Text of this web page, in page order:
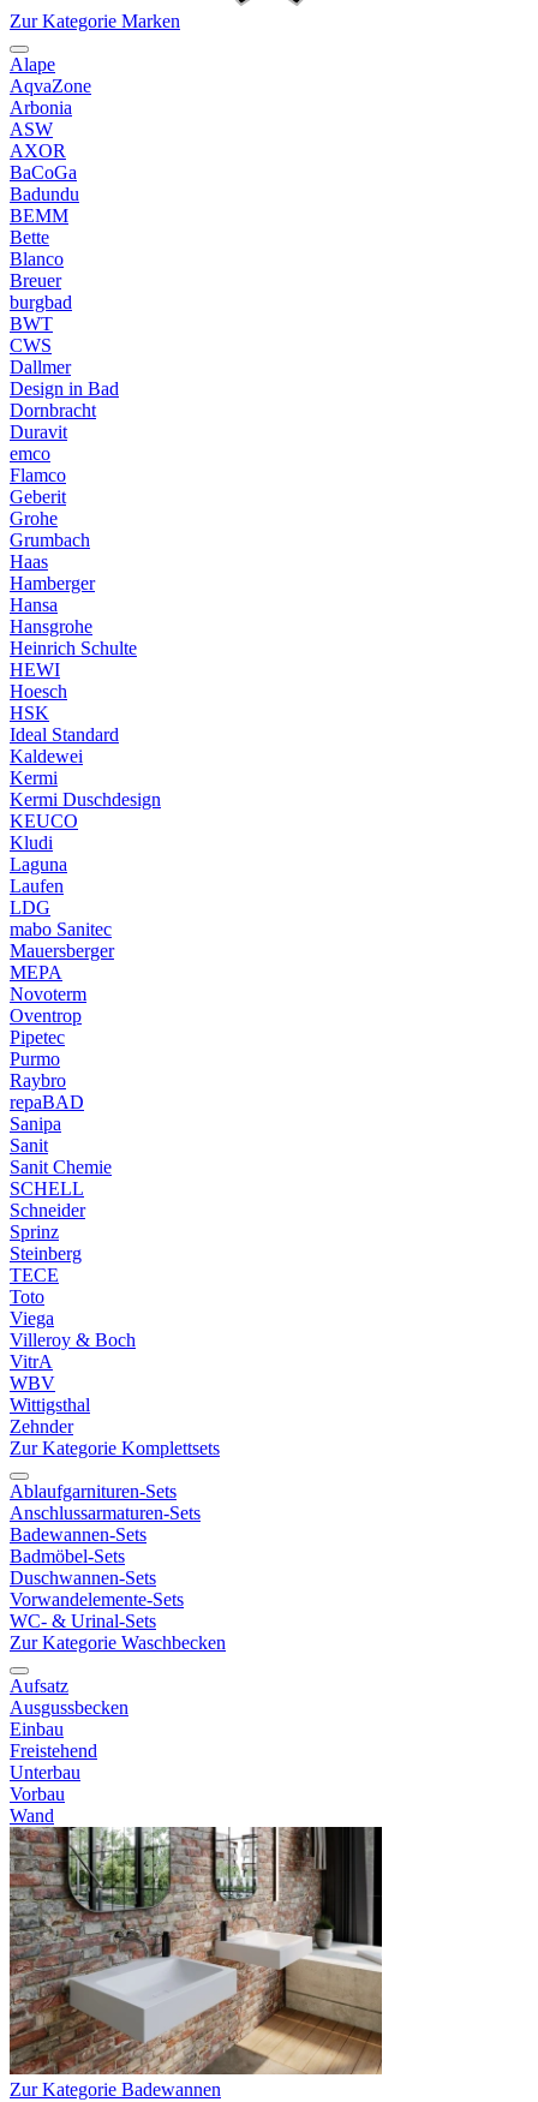
Zur Kategorie Marken
Alape
AqvaZone
Arbonia
ASW
AXOR
BaCoGa
Badundu
BEMM
Bette
Blanco
Breuer
burgbad
BWT
CWS
Dallmer
Design in Bad
Dornbracht
Duravit
emco
Flamco
Geberit
Grohe
Grumbach
Haas
Hamberger
Hansa
Hansgrohe
Heinrich Schulte
HEWI
Hoesch
HSK
Ideal Standard
Kaldewei
Kermi
Kermi Duschdesign
KEUCO
Kludi
Laguna
Laufen
LDG
mabo Sanitec
Mauersberger
MEPA
Novoterm
Oventrop
Pipetec
Purmo
Raybro
repaBAD
Sanipa
Sanit
Sanit Chemie
SCHELL
Schneider
Sprinz
Steinberg
TECE
Toto
Viega
Villeroy & Boch
VitrA
WBV
Wittigsthal
Zehnder
Zur Kategorie Komplettsets
Ablaufgarnituren-Sets
Anschlussarmaturen-Sets
Badewannen-Sets
Badmöbel-Sets
Duschwannen-Sets
Vorwandelemente-Sets
WC- & Urinal-Sets
Zur Kategorie Waschbecken
Aufsatz
Ausgussbecken
Einbau
Freistehend
Unterbau
Vorbau
Wand
Zur Kategorie Badewannen